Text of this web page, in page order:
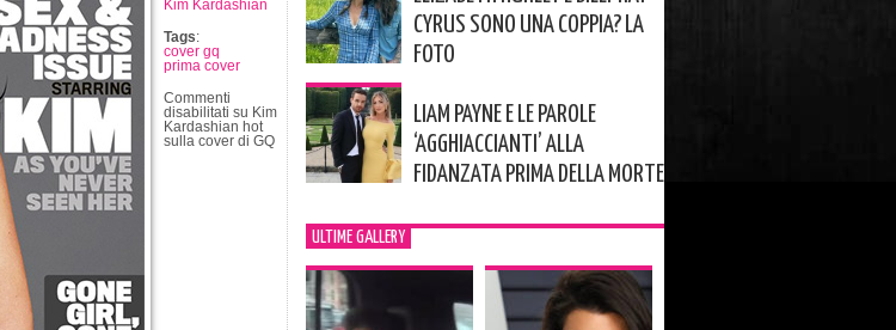
Kim Kardashian
Tags:
cover gq
prima cover
Commenti
disabilitati su Kim
Kardashian hot
sulla cover di GQ
CYRUS SONO UNA COPPIA? LA
FOTO
LIAM PAYNE E LE PAROLE
‘AGGHIACCIANTI’ ALLA
FIDANZATA PRIMA DELLA MORTE
ULTIME GALLERY